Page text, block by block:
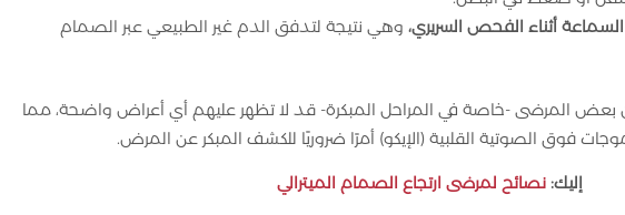
أثناء الفحص السريري، وهي نتيجة لتدفق الدم غير الطبيعي عبر الصمام
المرضى -خاصة في المراحل المبكرة- قد لا تظهر عليهم أي أعراض واضحة، مما
فوق الصوتية القلبية (الإيكو) أمرًا ضروريًا للكشف المبكر عن المرض.
إليك: نصائح لمرضى ارتجاع الصمام الميترالي